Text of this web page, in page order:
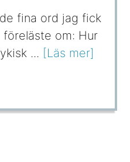
fina ord jag fick
om: Hur
... [Läs mer]